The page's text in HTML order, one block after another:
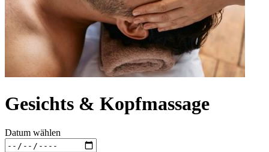
Gesichts & Kopfmassage
Datum wählen